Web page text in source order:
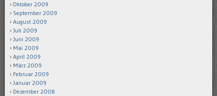
Oktober 2009
September 2009
August 2009
Juli 2009
Juni 2009
Mai 2009
April 2009
März 2009
Februar 2009
Januar 2009
Dezember 2008